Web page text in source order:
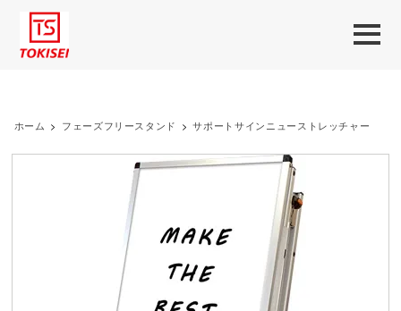
ホーム > フェーズフリースタンド > サポートサインニューストレッチャー